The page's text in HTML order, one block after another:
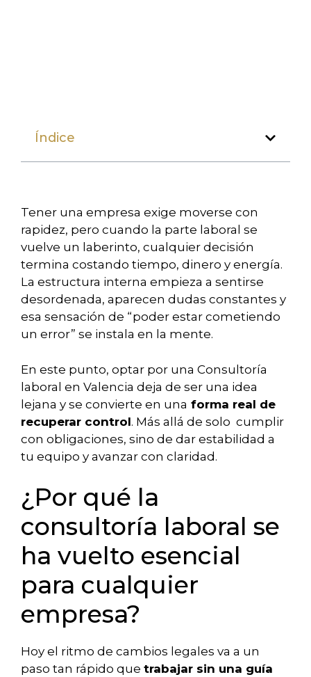
Índice
Tener una empresa exige moverse con
rapidez, pero cuando la parte laboral se
vuelve un laberinto, cualquier decisión
termina costando tiempo, dinero y energía.
La estructura interna empieza a sentirse
desordenada, aparecen dudas constantes y
esa sensación de “poder estar cometiendo
un error” se instala en la mente.
En este punto, optar por una Consultoría
laboral en Valencia deja de ser una idea
lejana y se convierte en una forma real de
recuperar control. Más allá de solo cumplir
con obligaciones, sino de dar estabilidad a
tu equipo y avanzar con claridad.
¿Por qué la
consultoría laboral se
ha vuelto esencial
para cualquier
empresa?
Hoy el ritmo de cambios legales va a un
paso tan rápido que trabajar sin una guía